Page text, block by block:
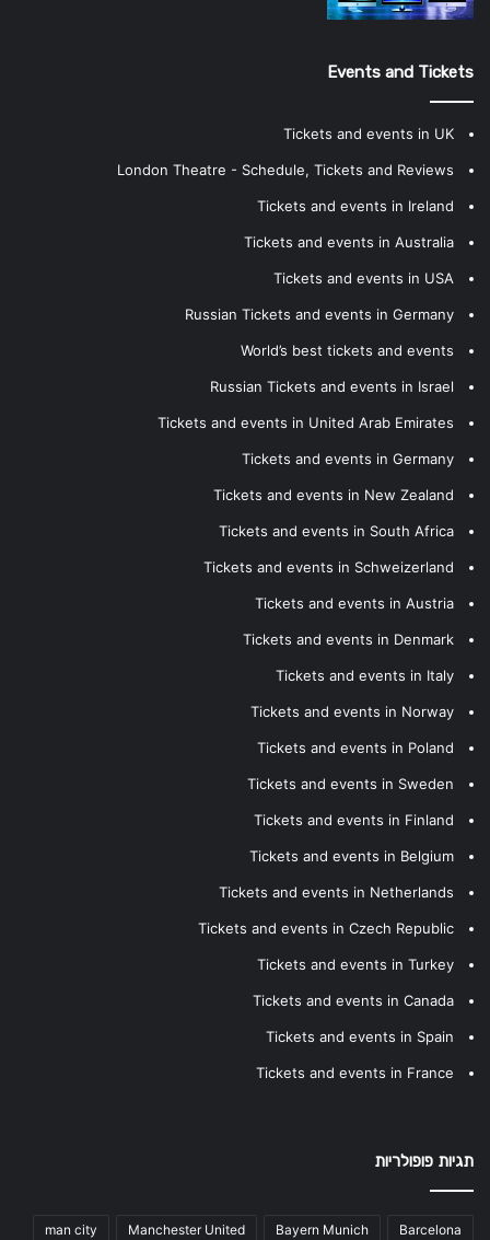
Events and Tickets
Tickets and events in UK
London Theatre - Schedule, Tickets and Reviews
Tickets and events in Ireland
Tickets and events in Australia
Tickets and events in USA
Russian Tickets and events in Germany
World’s best tickets and events
Russian Tickets and events in Israel
Tickets and events in United Arab Emirates
Tickets and events in Germany
Tickets and events in New Zealand
Tickets and events in South Africa
Tickets and events in Schweizerland
Tickets and events in Austria
Tickets and events in Denmark
Tickets and events in Italy
Tickets and events in Norway
Tickets and events in Poland
Tickets and events in Sweden
Tickets and events in Finland
Tickets and events in Belgium
Tickets and events in Netherlands
Tickets and events in Czech Republic
Tickets and events in Turkey
Tickets and events in Canada
Tickets and events in Spain
Tickets and events in France
תגיות פופולריות
Barcelona
Bayern Munich
Manchester United
man city